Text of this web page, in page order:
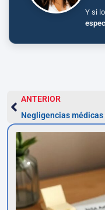
Y si
ANTERIOR